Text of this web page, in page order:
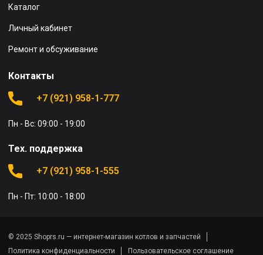
Каталог
Личный кабинет
Ремонт и обсуживание
Контакты
+7 (921) 958-1-777
Пн - Вс: 09:00 - 19:00
Тех. поддержка
+7 (921) 958-1-555
Пн - Пт: 10:00 - 18:00
© 2025 Shoprs.ru — интернет-магазин котлов и запчастей
Политика конфиденциальности
Пользовательское соглашение